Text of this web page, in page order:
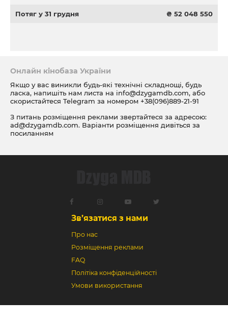
Потяг у 31 грудня ₴ 52 048 550
Онлайн кінобаза України
Якщо у вас виникли будь-які технічні складнощі, будь
ласка, напишіть нам листа на info@dzygamdb.com, або
скористайтеся Telegram за номером +38(096)889-21-91
З питань розміщення реклами звертайтеся за адресою:
ad@dzygamdb.com. Варіанти розміщення дивіться за
посиланням
Зв’язатися з нами
Про нас
Розміщення реклами
FAQ
Політіка конфіденційності
Умови використання